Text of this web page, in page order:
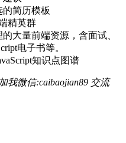
简历模板
精英群
大量前端资源，含面试、
电子书等。
知识点图谱
我微信:caibaojian89 交流